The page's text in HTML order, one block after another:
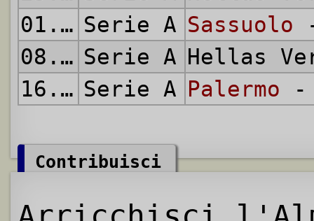
01.05.2016 Serie A Sassuolo
08.05.2016 Serie A Hellas
16.05.2016 Serie A Palermo -
Contribuisci